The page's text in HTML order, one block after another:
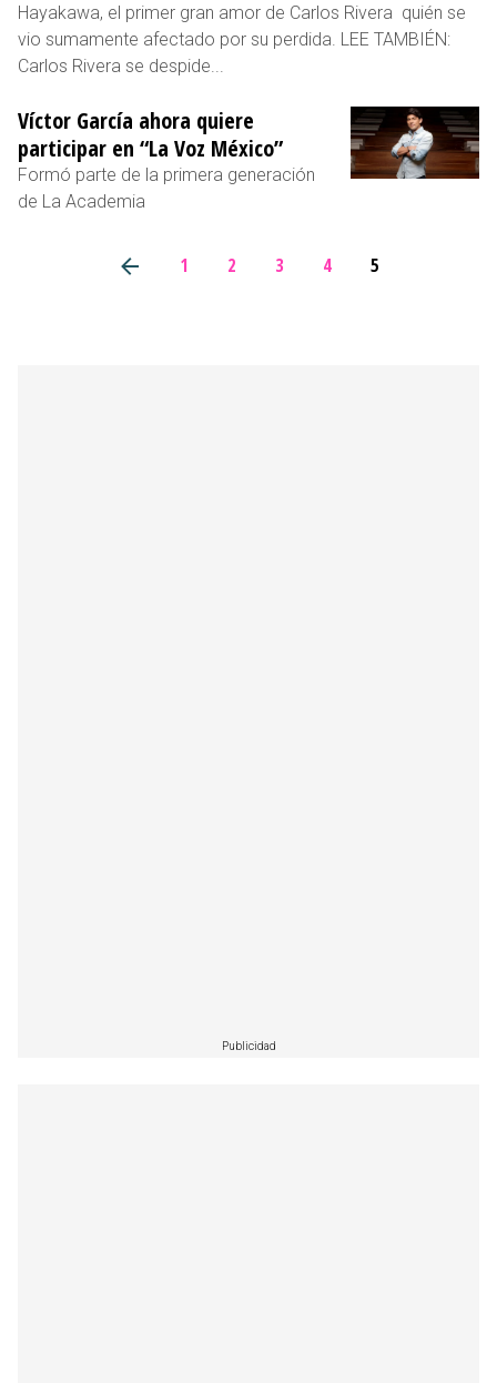
Hayakawa, el primer gran amor de Carlos Rivera quién se
vio sumamente afectado por su perdida. LEE TAMBIÉN:
Carlos Rivera se despide...
Víctor García ahora quiere
participar en “La Voz México”
Formó parte de la primera generación
de La Academia
1 2 3 4 5
Publicidad